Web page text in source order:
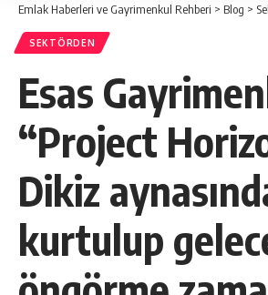
Emlak Haberleri ve Gayrimenkul Rehberi > Blog >
SEKTÖRDEN
Esas
“Project
Dikiz
kurtulup